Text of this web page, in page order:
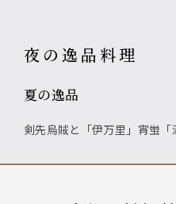
夜の逸品料理
夏の逸品
剣先烏賊と「伊万里」宵蛍